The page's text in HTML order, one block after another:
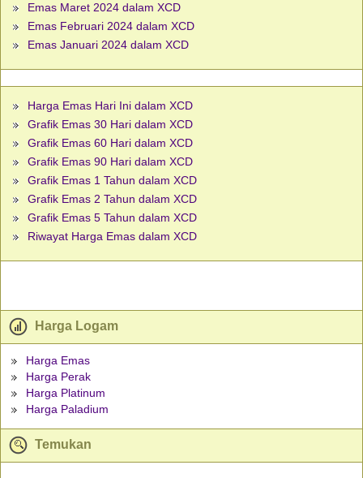
Emas Maret 2024 dalam XCD
Emas Februari 2024 dalam XCD
Emas Januari 2024 dalam XCD
Harga Emas Hari Ini dalam XCD
Grafik Emas 30 Hari dalam XCD
Grafik Emas 60 Hari dalam XCD
Grafik Emas 90 Hari dalam XCD
Grafik Emas 1 Tahun dalam XCD
Grafik Emas 2 Tahun dalam XCD
Grafik Emas 5 Tahun dalam XCD
Riwayat Harga Emas dalam XCD
Harga Logam
Harga Emas
Harga Perak
Harga Platinum
Harga Paladium
Temukan